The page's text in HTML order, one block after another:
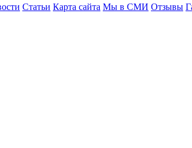
Статьи Карта сайта Мы в СМИ Отзывы